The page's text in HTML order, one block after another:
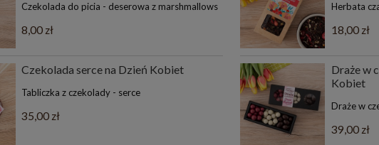
Czekolada do picia - deserowa z marshmallows
8,00 zł
Herbata
18,00 zł
Czekolada serce na Dzień Kobiet
Tabliczka z czekolady - serce
35,00 zł
Draże w
Kobiet
Draże w
39,00 zł